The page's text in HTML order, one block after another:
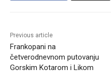
Previous article
Frankopani na
četverodnevnom putovanju
Gorskim Kotarom i Likom